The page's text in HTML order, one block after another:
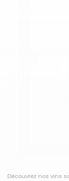
Découvrez nos vins